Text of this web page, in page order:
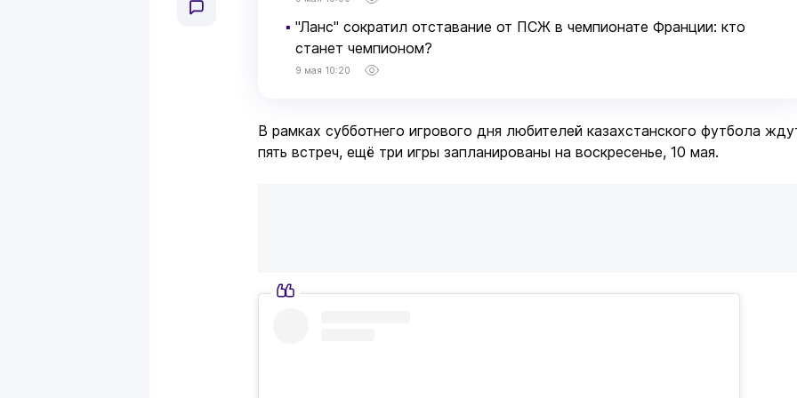
▪ "Ланс" сократил отставание от ПСЖ в чемпионате Франции: кто
станет чемпионом?
9 мая 10:20
В рамках субботнего игрового дня любителей казахстанского футбола
пять встреч, ещё три игры запланированы на воскресенье, 10 мая.